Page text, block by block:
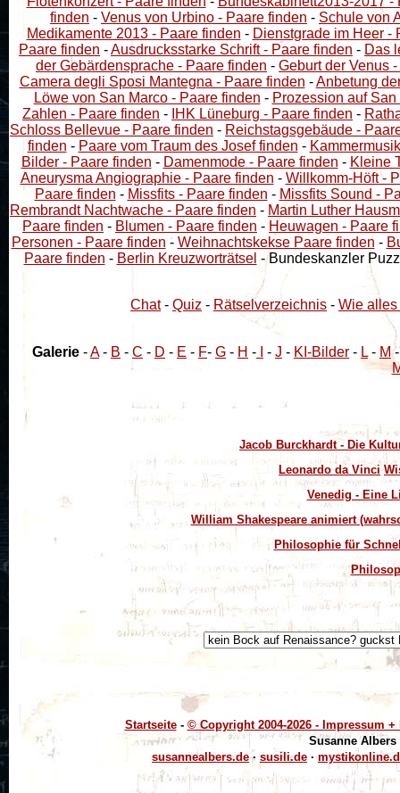
finden - Venus von Urbino - Paare finden - Schule von
Medikamente 2013 - Paare finden - Dienstgrade im Heer -
Paare finden -Ausdrucksstarke Schrift - Paare finden - Das
der Gebärdensprache - Paare finden - Geburt der Venus
Camera degli Sposi Mantegna - Paare finden -Anbetung
Löwe von San Marco - Paare finden - Prozession auf
Zahlen - Paare finden - IHK Lüneburg - Paare finden -
Schloss Bellevue - Paare finden - Reichstagsgebäude -
finden - Paare vom Traum des Josef finden -
Bilder - Paare finden - Damenmode - Paare finden - Kleine
Aneurysma Angiographie - Paare finden - Willkomm-Höft -
Paare finden - Missfits - Paare finden - Missfits Sound -
Rembrandt Nachtwache - Paare finden - Martin Luther
Paare finden - Blumen - Paare finden - Heuwagen - Paare
Personen - Paare finden - Weihnachtskekse Paare finden -
Paare finden - Berlin Kreuzworträtsel - Bundeskanzler
Chat- Quiz - Rätselverzeichnis - Wie alles
Galerie -A- B - C - D - E - F- G - H - - J - KI-Bilder - L- M
Jacob Burckhardt - Die
Leonardo da Vinci
Venedig - Eine
William Shakespeare animiert
Philosophie für
Startseite- © Copyright 2004-2026 - Impressum +
Susanne
susannealbers.de · susili.de ·